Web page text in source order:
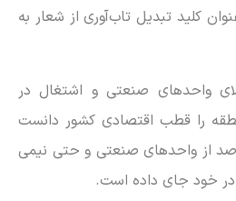
کلید تبدیل تاب‌آوری از شعار به
واحد‌های صنعتی و اشتغال در
را قطب اقتصادی کشور دانست
از واحد‌های صنعتی و حتی نیمی